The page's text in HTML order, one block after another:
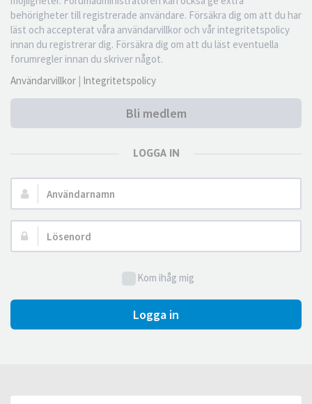
behörigheter till registrerade användare. Försäkra dig om att du har
läst och accepterat våra användarvillkor och vår integritetspolicy
innan du registrerar dig. Försäkra dig om att du läst eventuella
forumregler innan du skriver något.
Användarvillkor | Integritetspolicy
Bli medlem
LOGGA IN
Användarnamn:
Lösenord:
Kom ihåg mig
Logga in